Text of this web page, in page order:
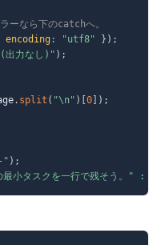
ーなら下のcatchへ。
encoding : "utf8" } ) ;
出力なし)" ) ;
. split ( "\n" ) 0 ) ;
" ) ;
最小タスクを一行で残そう。" :